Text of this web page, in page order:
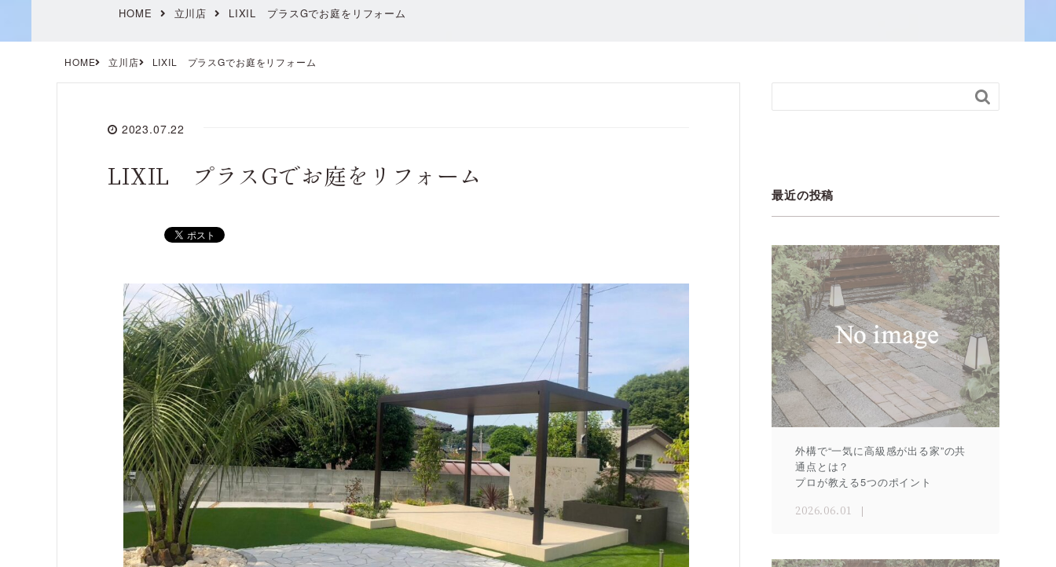
HOME 立川店 LIXIL プラスGでお庭をリフォーム
HOME 立川店 LIXIL プラスGでお庭をリフォーム
2023.07.22
LIXIL プラスGでお庭をリフォーム

最近の投稿
外構で“一気に高級感が出る家”の共
通点とは？
プロが教える5つのポイント
2026.06.01